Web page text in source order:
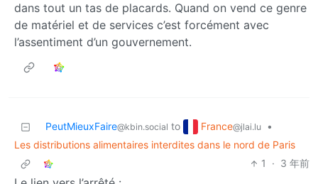
dans tout un tas de placards. Quand on vend ce genre
de matériel et de services c’est forcément avec
l’assentiment d’un gouvernement.
PeutMieuxFaire@kbin.social to France@jlai.lu
•
Les distributions alimentaires interdites dans le nord de Paris
1
· 3 年前